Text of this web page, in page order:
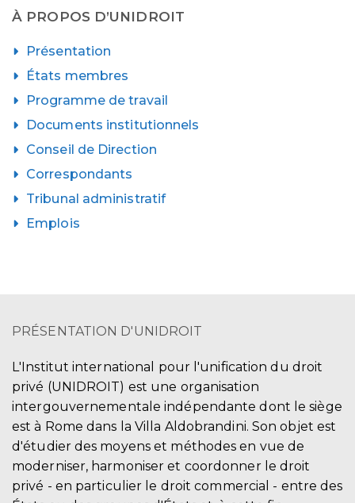
À PROPOS D’UNIDROIT
Présentation
États membres
Programme de travail
Documents institutionnels
Conseil de Direction
Correspondants
Tribunal administratif
Emplois
PRÉSENTATION D'UNIDROIT
L'Institut international pour l'unification du droit
privé (UNIDROIT) est une organisation
intergouvernementale indépendante dont le siège
est à Rome dans la Villa Aldobrandini. Son objet est
d'étudier des moyens et méthodes en vue de
moderniser, harmoniser et coordonner le droit
privé - en particulier le droit commercial - entre des